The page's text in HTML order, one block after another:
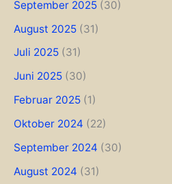
September 2025 (30)
August 2025 (31)
Juli 2025 (31)
Juni 2025 (30)
Februar 2025 (1)
Oktober 2024 (22)
September 2024 (30)
August 2024 (31)